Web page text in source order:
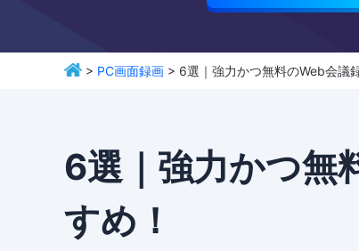
> PC画面録画 > 6選｜強力かつ無料のWeb会議
6選｜強力かつ無
すめ！